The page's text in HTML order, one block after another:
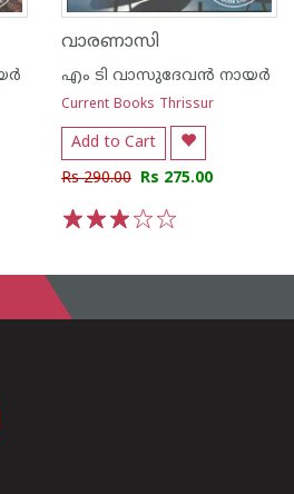
വാരണാസി
എം ടി വാസുദേവന്‍ നായര്‍
Current Books Thrissur
Add to Cart
Rs 290.00 Rs 275.00